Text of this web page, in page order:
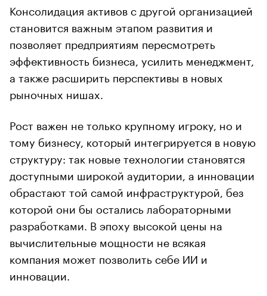
Консолидация активов с другой организацией
становится важным этапом развития и
позволяет предприятиям пересмотреть
эффективность бизнеса, усилить менеджмент,
а также расширить перспективы в новых
рыночных нишах.
Рост важен не только крупному игроку, но и
тому бизнесу, который интегрируется в новую
структуру: так новые технологии становятся
доступными широкой аудитории, а инновации
обрастают той самой инфраструктурой, без
которой они бы остались лабораторными
разработками. В эпоху высокой цены на
вычислительные мощности не всякая
компания может позволить себе ИИ и
инновации.